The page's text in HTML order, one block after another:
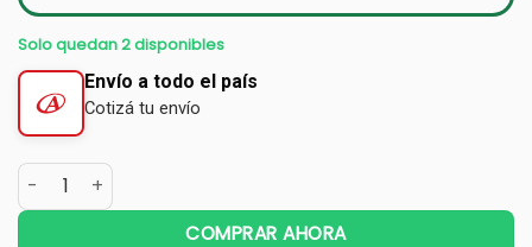
Solo quedan 2 disponibles
Envío a todo el país
Cotizá tu envío
COMPRAR AHORA